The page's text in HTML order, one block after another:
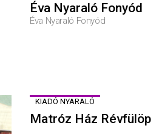
Éva Nyaraló Fonyód
Éva Nyaraló Fonyód
KIADÓ NYARALÓ
Matróz Ház Révfülöp